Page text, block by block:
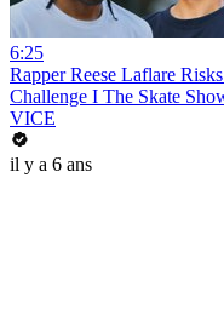
6:25
Rapper Reese Laflare
Challenge I The Skate
VICE
il y a 6 ans